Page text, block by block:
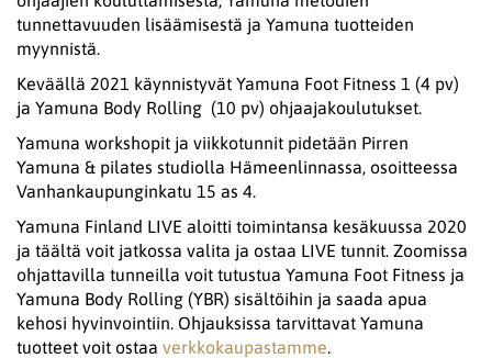
tunnettavuuden lisäämisestä ja Yamuna tuotteiden
myynnistä.
Keväällä 2021 käynnistyvät Yamuna Foot Fitness 1 (4 pv)
ja Yamuna Body Rolling (10 pv) ohjaajakoulutukset.
Yamuna workshopit ja viikkotunnit pidetään Pirren
Yamuna & pilates studiolla Hämeenlinnassa, osoitteessa
Vanhankaupunginkatu 15 as 4.
Yamuna Finland LIVE aloitti toimintansa kesäkuussa 2020
ja täältä voit jatkossa valita ja ostaa LIVE tunnit. Zoomissa
ohjattavilla tunneilla voit tutustua Yamuna Foot Fitness ja
Yamuna Body Rolling (YBR) sisältöihin ja saada apua
kehosi hyvinvointiin. Ohjauksissa tarvittavat Yamuna
tuotteet voit ostaa verkkokaupastamme.